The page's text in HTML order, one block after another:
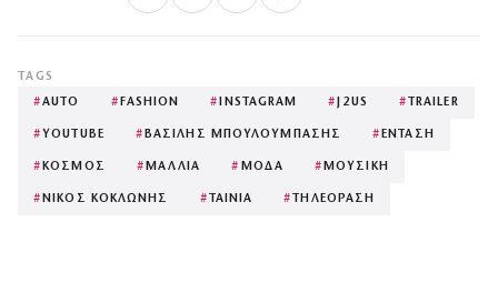
TAGS
#AUTO #FASHION #INSTAGRAM # J2US # TRAILER
# YOUTUBE #ΒΑΣΙΛΗΣ ΜΠΟΥΛΟΥΜΠΑΣΗΣ #ΕΝΤΑΣΗ
#ΚΟΣΜΟΣ #ΜΑΛΛΙΑ # ΜΟΔΑ #ΜΟΥΣΙΚΗ
#ΝΙΚΟΣ ΚΟΚΛΩΝΗΣ # ΤΑΙΝΙΑ # ΤΗΛΕΟΡΑΣΗ